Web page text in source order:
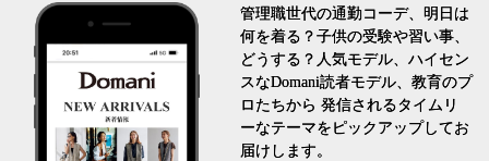
管理職世代の通勤コーデ、明日は
何を着る？子供の受験や習い事、
どうする？人気モデル、ハイセン
スなDomani読者モデル、教育のプ
ロたちから 発信されるタイムリ
ーなテーマをピックアップしてお
届けします。